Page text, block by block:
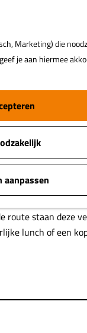
Marketing) die
je aan hiermee
aanpassen
Werk aan Het
langs twaalf
route staan deze
lunch of een